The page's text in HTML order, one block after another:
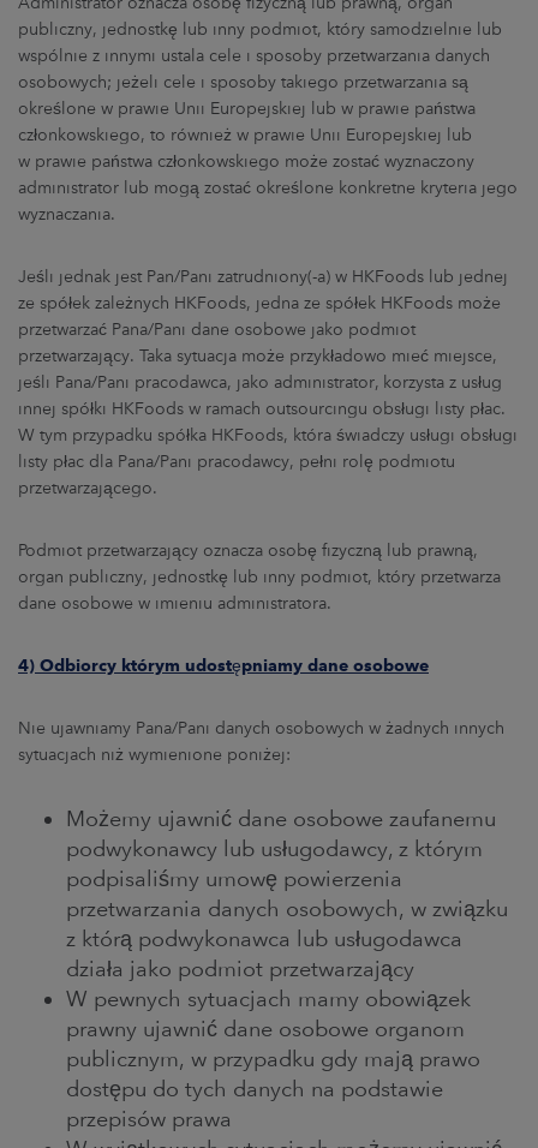
publiczny, jednostkę lub inny podmiot, który samodzielnie lub
wspólnie z innymi ustala cele i sposoby przetwarzania danych
osobowych; jeżeli cele i sposoby takiego przetwarzania są
określone w prawie Unii Europejskiej lub w prawie państwa
członkowskiego, to również w prawie Unii Europejskiej lub
w prawie państwa członkowskiego może zostać wyznaczony
administrator lub mogą zostać określone konkretne kryteria jego
wyznaczania.
Jeśli jednak jest Pan/Pani zatrudniony(-a) w HKFoods lub jednej
ze spółek zależnych HKFoods, jedna ze spółek HKFoods może
przetwarzać Pana/Pani dane osobowe jako podmiot
przetwarzający. Taka sytuacja może przykładowo mieć miejsce,
jeśli Pana/Pani pracodawca, jako administrator, korzysta z usług
innej spółki HKFoods w ramach outsourcingu obsługi listy płac.
W tym przypadku spółka HKFoods, która świadczy usługi obsługi
listy płac dla Pana/Pani pracodawcy, pełni rolę podmiotu
przetwarzającego.
Podmiot przetwarzający oznacza osobę fizyczną lub prawną,
organ publiczny, jednostkę lub inny podmiot, który przetwarza
dane osobowe w imieniu administratora.
4) Odbiorcy którym udostępniamy dane osobowe
Nie ujawniamy Pana/Pani danych osobowych w żadnych innych
sytuacjach niż wymienione poniżej:
Możemy ujawnić dane osobowe zaufanemu
podwykonawcy lub usługodawcy, z którym
podpisaliśmy umowę powierzenia
przetwarzania danych osobowych, w związku
z którą podwykonawca lub usługodawca
działa jako podmiot przetwarzający
W pewnych sytuacjach mamy obowiązek
prawny ujawnić dane osobowe organom
publicznym, w przypadku gdy mają prawo
dostępu do tych danych na podstawie
przepisów prawa